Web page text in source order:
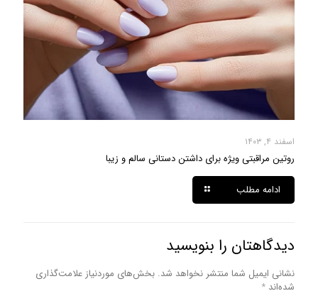
اسفند ۴, ۱۴۰۳
روتین مراقبتی ویژه برای داشتن دستانی سالم و زیبا
ادامه مطلب
دیدگاهتان را بنویسید
نشانی ایمیل شما منتشر نخواهد شد. بخش‌های موردنیاز علامت‌گذاری
شده‌اند *